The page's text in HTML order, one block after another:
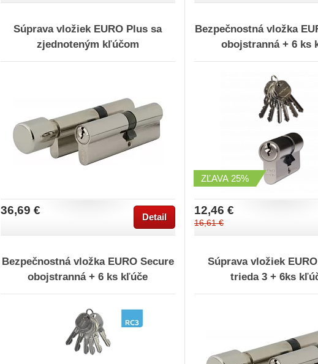
Súprava vložiek EURO Plus sa
zjednoteným kľúčom
36,69 €
Detail
Bezpečnostná vložka
obojstranná + 6 ks
ZĽAVA 25%
12,46 €
16,61 €
Bezpečnostná vložka EURO Secure
obojstranná + 6 ks kľúče
Súprava vložiek
trieda 3 + 6ks